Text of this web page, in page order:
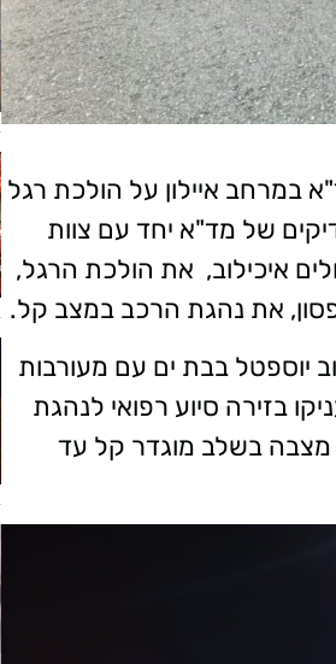
10:02 התקבל דיווח במוקד 101 של מד"א במרחב איילון על הולכת רגל
של מד"א יחד עם צוות
איכילוב, את הולכת הרגל,
יוספטל בבת ים עם מעורבות
בזירה סיוע רפואי לנהגת
מצבה בשלב מוגדר קל עד